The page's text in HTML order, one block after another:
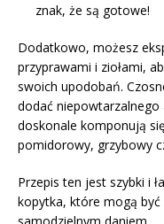
znak, że są gotowe!
Dodatkowo, możesz
przyprawami i ziołami,
swoich upodobań.
dodać
doskonale komponują
pomidorowy, grzybowy
Przepis ten jest szybki i
kopytka, które mogą